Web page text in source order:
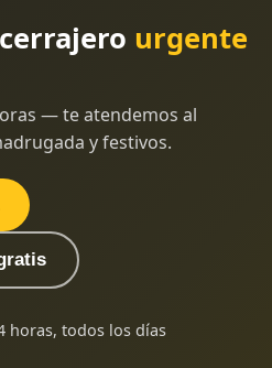
urgente
— te atendemos al
y festivos.
horas, todos los días